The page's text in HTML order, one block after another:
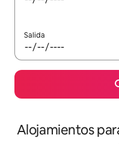
Salida
Alojamientos